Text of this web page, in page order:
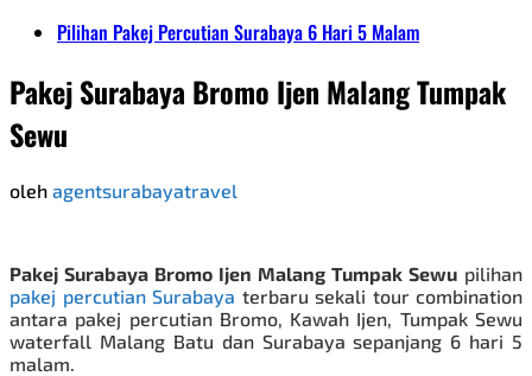
Pilihan Pakej Percutian Surabaya 6 Hari 5 Malam
Pakej Surabaya Bromo Ijen Malang Tumpak
Sewu
oleh agentsurabayatravel
Pakej Surabaya Bromo Ijen Malang Tumpak Sewu pilihan
pakej percutian Surabaya terbaru sekali tour combination
antara pakej percutian Bromo, Kawah Ijen, Tumpak Sewu
waterfall Malang Batu dan Surabaya sepanjang 6 hari 5
malam.